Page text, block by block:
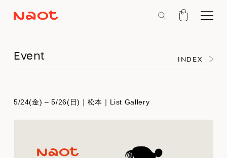
Event INDEX
5/24(金) – 5/26(日)｜松本｜List Gallery